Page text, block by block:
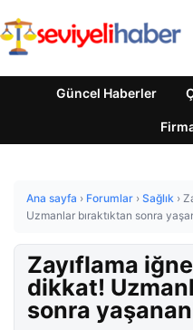
Güncel Haberler
Ana sayfa › Forumlar › Sağlık ›
Uzmanlar bıraktıktan sonra
Zayıflama
dikkat!
sonra